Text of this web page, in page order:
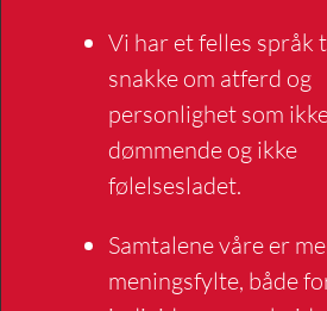
Vi har et felles språk
snakke om atferd og
personlighet som
dømmende og ikke
følelsesladet.
Samtalene våre er
meningsfylte, både